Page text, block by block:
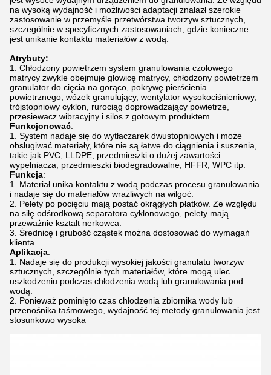
na wysoką wydajność i możliwości adaptacji znalazł szerokie
zastosowanie w przemyśle przetwórstwa tworzyw sztucznych,
szczególnie w specyficznych zastosowaniach, gdzie konieczne
jest unikanie kontaktu materiałów z wodą.
Atrybuty:
Chłodzony powietrzem system granulowania czołowego
matrycy zwykle obejmuje głowicę matrycy, chłodzony powietrzem
granulator do cięcia na gorąco, pokrywę pierścienia
powietrznego, wózek granulujący, wentylator wysokociśnieniowy,
trójstopniowy cyklon, rurociąg doprowadzający powietrze,
przesiewacz wibracyjny i silos z gotowym produktem.
Funkcjonować:
System nadaje się do wytłaczarek dwustopniowych i może
obsługiwać materiały, które nie są łatwe do ciągnienia i suszenia,
takie jak PVC, LLDPE, przedmieszki o dużej zawartości
wypełniacza, przedmieszki biodegradowalne, HFFR, WPC itp.
Funkcja:
Materiał unika kontaktu z wodą podczas procesu granulowania
i nadaje się do materiałów wrażliwych na wilgoć.
Pelety po pocięciu mają postać okrągłych płatków. Ze względu
na siłę odśrodkową separatora cyklonowego, pelety mają
przeważnie kształt nerkowca.
Średnicę i grubość cząstek można dostosować do wymagań
klienta.
Aplikacja:
Nadaje się do produkcji wysokiej jakości granulatu tworzyw
sztucznych, szczególnie tych materiałów, które mogą ulec
uszkodzeniu podczas chłodzenia wodą lub granulowania pod
wodą.
Ponieważ pominięto czas chłodzenia zbiornika wody lub
przenośnika taśmowego, wydajność tej metody granulowania jest
stosunkowo wysoka